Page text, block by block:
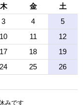
木 金
土
3 4
5
10 11
12
17 18
19
24 25
26
みです